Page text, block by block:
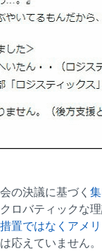
の決議に基づく
ロバティックな
置ではなくアメ
応えていません。